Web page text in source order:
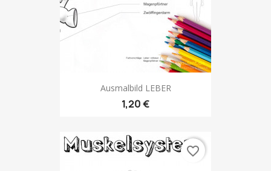
Ausmalbild LEBER
1,20 €
favorite_border